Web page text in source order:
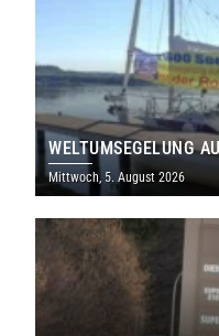
WELTUMSEGELUNG
Mittwoch, 5. August 2026